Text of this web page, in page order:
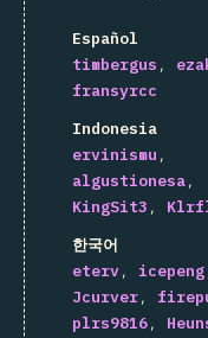
Español
timbergus
fransyrcc
Indonesia
ervinismu
algustionesa
KingSit3
한국어
eterv
icepeng
Jcurver
plrs9816